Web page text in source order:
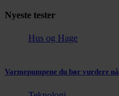
Nyeste tester
Hus og Hage
Varmepumpene du bør vurdere nå